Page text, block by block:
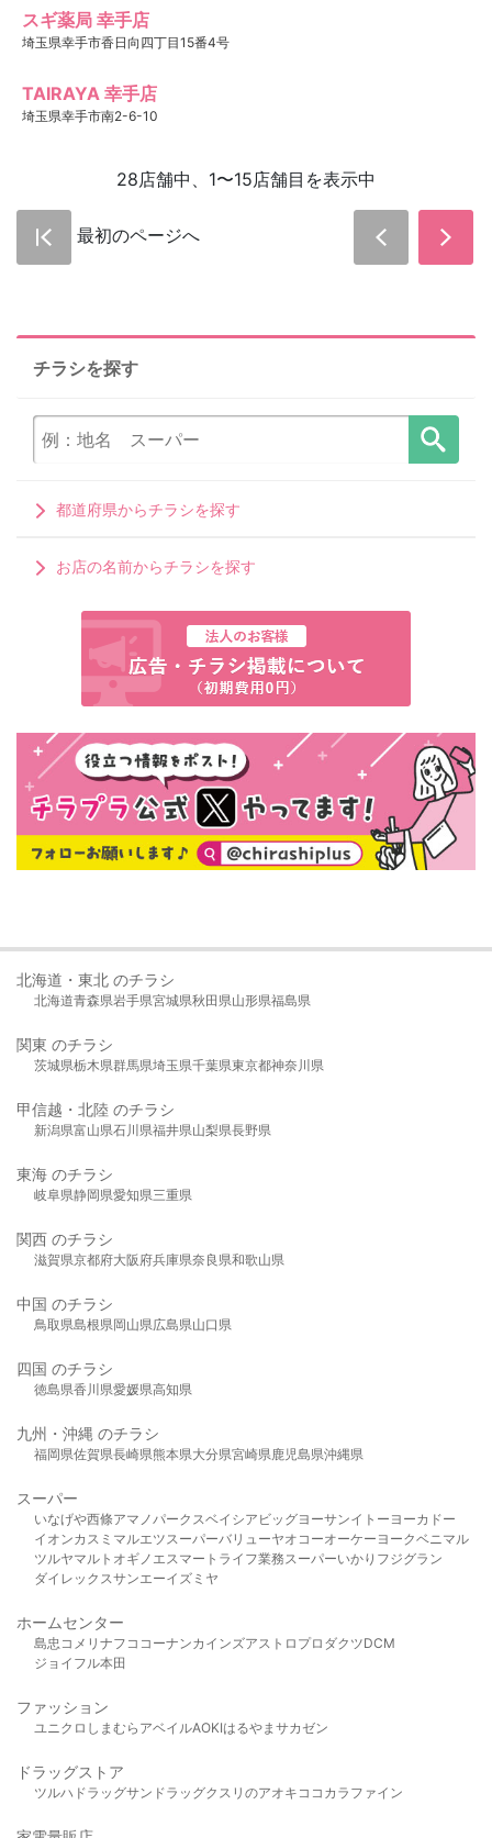
スギ薬局 幸手店
埼玉県幸手市香日向四丁目15番4号
TAIRAYA 幸手店
埼玉県幸手市南2-6-10
28店舗中、1〜15店舗目を表示中
最初のページへ
チラシを探す
都道府県からチラシを探す
お店の名前からチラシを探す
北海道・東北 のチラシ
北海道青森県岩手県宮城県秋田県山形県福島県
関東 のチラシ
茨城県栃木県群馬県埼玉県千葉県東京都神奈川県
甲信越・北陸 のチラシ
新潟県富山県石川県福井県山梨県長野県
東海 のチラシ
岐阜県静岡県愛知県三重県
関西 のチラシ
滋賀県京都府大阪府兵庫県奈良県和歌山県
中国 のチラシ
鳥取県島根県岡山県広島県山口県
四国 のチラシ
徳島県香川県愛媛県高知県
九州・沖縄 のチラシ
福岡県佐賀県長崎県熊本県大分県宮崎県鹿児島県沖縄県
スーパー
いなげや西條アマノパークスベイシア ビッグヨーサンイトーヨーカドー
イオンカスミ マルエツスーパーバリューヤオコーオーケー ヨークベニマル
ツルヤマルト オギノ エスマート ライフ業務スーパーいかり フジグラン
ダイレックスサンエーイズミヤ
ホームセンター
島忠 コメリ ナフコ コーナンカインズアストロプロダクツDCM
ジョイフル本田
ファッション
ユニクロ しまむら アベイルAOKIはるやま サカゼン
ドラッグストア
ツルハドラッグサンドラッグクスリのアオキ ココカラファイン